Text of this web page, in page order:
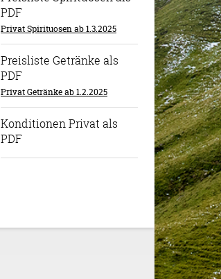
PDF
Privat Spirituosen ab 1.3.2025
Preisliste Getränke als
PDF
Privat Getränke ab 1.2.2025
Konditionen Privat als
PDF